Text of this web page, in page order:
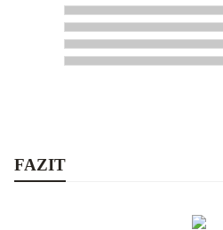
FAZIT